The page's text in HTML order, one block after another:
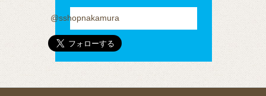
@sshopnakamura